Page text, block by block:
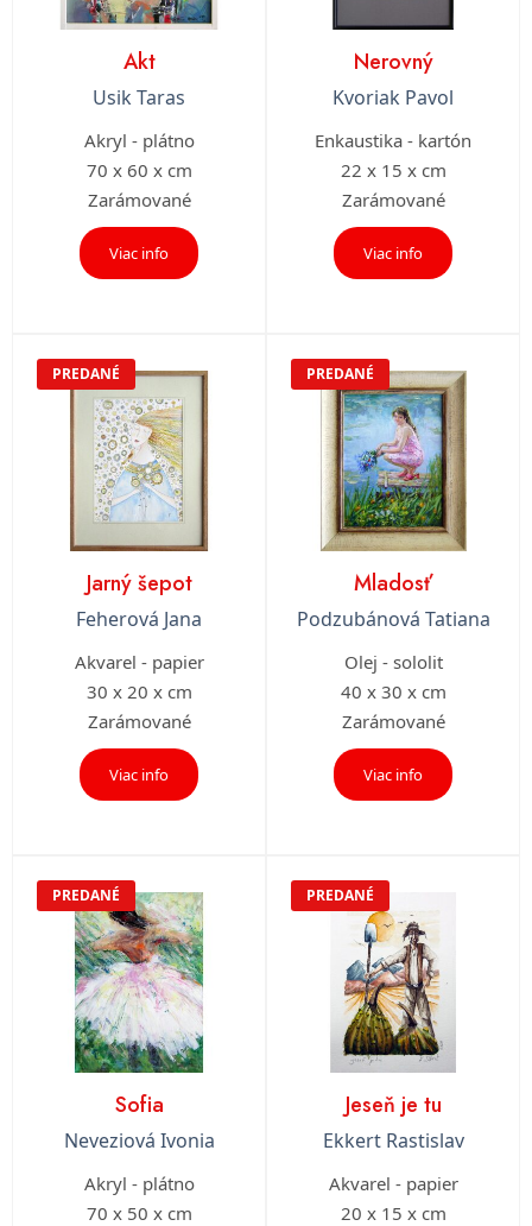
Akt
Usik Taras
Akryl - plátno
70 x 60 x cm
Zarámované
Viac info
Nerovný
Kvoriak Pavol
Enkaustika - kartón
22 x 15 x cm
Zarámované
Viac info
PREDANÉ
Jarný šepot
Feherová Jana
Akvarel - papier
30 x 20 x cm
Zarámované
Viac info
PREDANÉ
Mladosť
Podzubánová Tatiana
Olej - sololit
40 x 30 x cm
Zarámované
Viac info
PREDANÉ
Sofia
Neveziová Ivonia
Akryl - plátno
70 x 50 x cm
PREDANÉ
Jeseň je tu
Ekkert Rastislav
Akvarel - papier
20 x 15 x cm